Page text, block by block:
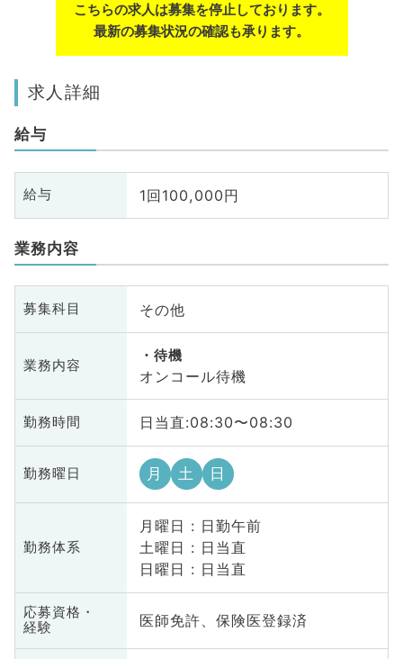
こちらの求人は募集を停止しております。
最新の募集状況の確認も承ります。
求人詳細
給与
給与 1回100,000円
業務内容
募集科目 その他
業務内容
待機
オンコール待機
勤務時間 日当直:08:30〜08:30
勤務曜日 月 土 日
勤務体系
月曜日 : 日勤午前
土曜日 : 日当直
日曜日 : 日当直
応募資格・
経験
医師免許、保険医登録済